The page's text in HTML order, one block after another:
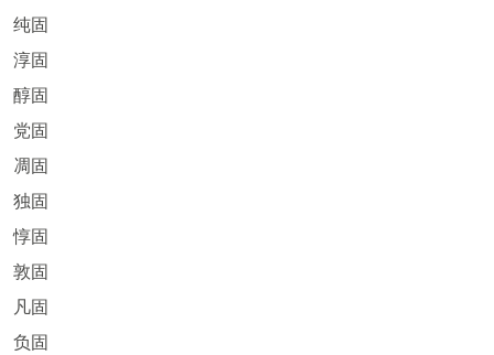
纯固
淳固
醇固
党固
凋固
独固
惇固
敦固
凡固
负固